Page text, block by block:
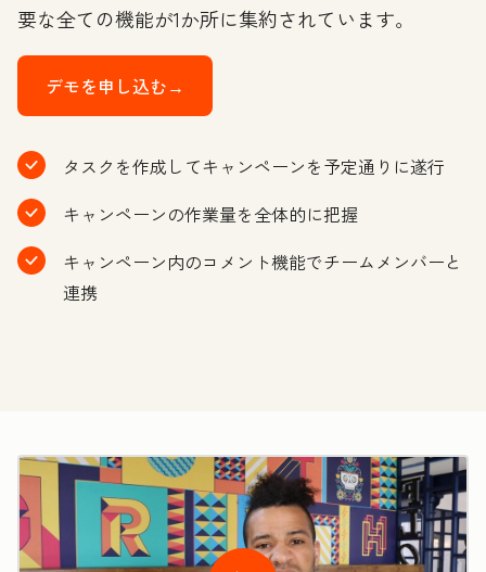
要な全ての機能が1か所に集約されています。
デモを申し込む→
タスクを作成してキャンペーンを予定通りに遂行
キャンペーンの作業量を全体的に把握
キャンペーン内のコメント機能でチームメンバーと
連携